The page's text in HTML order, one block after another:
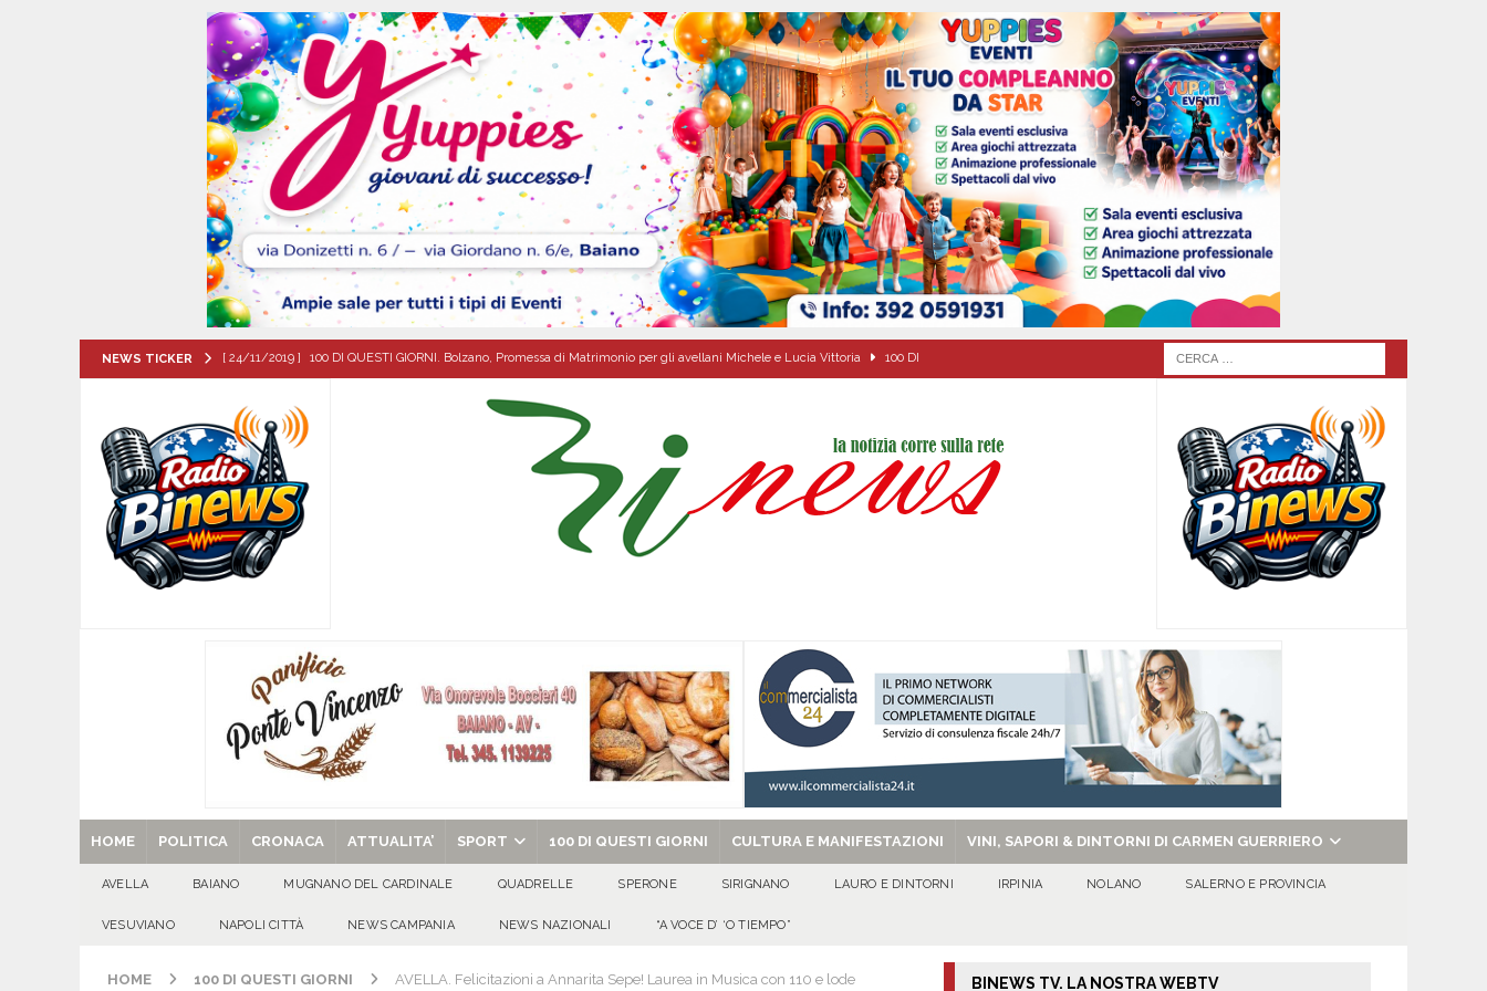
NEWS TICKER [ 24/11/2019 ] 100 DI QUESTI GIORNI. Bolzano, Promessa di Matrimonio per gli avellani Michele e Lucia Vittoria 100 DI
[ 07/08/2026 ] Visciano celebra Padre Arturo D’Onofrio: due giorni di fede nel ricordo del fondatore
MANIFESTAZIONI
[ 07/08/2026 ] MUGNANO DEL CARDINALE. L’Ipocrisia delle Apparenze e il Sociale Negato: il Caso del Centro Sociale mai
usato – abbandonato – vandalizzato e destinato al privato EVIDENZA
[ 07/08/2026 ]
una cultura collettiva. Nessuna crescita economica può prescindere dalla tutela della vita umana” CULTURA E
MANIFESTAZIONI
[ 07/08/2026 ] Casino senza KYC: cosa sono e come funzionano in Italia CULTURA E MANIFESTAZIONI
[ 29/08/2025 ] SANT’Oggi. Venerdì 29 agosto la chiesa celebra il Martirio di san Giovanni Battista e santa Sabina
HOME POLITICA CRONACA ATTUALITA’ SPORT 100 DI QUESTI GIORNI CULTURA E MANIFESTAZIONI VINI, SAPORI & DINTORNI DI CARMEN GUERRIERO
AVELLA BAIANO MUGNANO DEL CARDINALE QUADRELLE SPERONE SIRIGNANO LAURO E DINTORNI IRPINIA NOLANO SALERNO E PROVINCIA
VESUVIANO NAPOLI CITTÀ NEWS CAMPANIA NEWS NAZIONALI “A VOCE D’ ‘O TIEMPO”
HOME 100 DI QUESTI GIORNI AVELLA. Felicitazioni a Annarita Sepe! Laurea in Musica con 110 e lode BINEWS TV. LA NOSTRA WEBTV